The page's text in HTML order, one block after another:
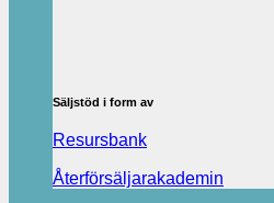
Säljstöd i form av
Resursbank
Återförsäljarakademin